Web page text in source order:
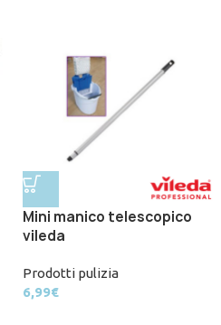
Mini manico telescopico
vileda
Prodotti pulizia
6,99€